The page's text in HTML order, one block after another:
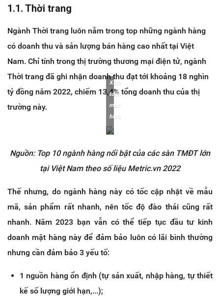
1.1. Thời trang
Ngành Thời trang luôn nằm trong top những ngành hàng
có doanh thu và sản lượng bán hàng cao nhất tại Việt
Nam. Chỉ tính trong thị trường thương mại điện tử, ngành
Thời trang đã ghi nhận doanh thu đạt tới khoảng 18 nghìn
tỷ đồng năm 2022, chiếm 13,4% tổng doanh thu của thị
trường này.
Xem
toàn
màn
hình
Nguồn: Top 10 ngành hàng nổi bật của các sàn TMĐT lớn
tại Việt Nam theo số liệu Metric.vn 2022
Thế nhưng, do ngành hàng này có tốc cập nhật về mẫu
mã, sản phẩm rất nhanh, nên tốc độ đào thải cũng rất
nhanh. Năm 2023 bạn vẫn có thể tiếp tục đầu tư kinh
doanh mặt hàng này để đảm bảo luôn có lãi bình thường
nhưng cần đảm bảo 3 yếu tố:
1 nguồn hàng ổn định (tự sản xuất, nhập hàng, tự thiết
kế số lượng giới hạn,...);